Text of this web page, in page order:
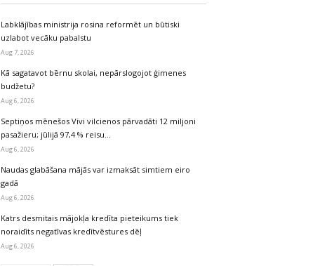
Labklājības ministrija rosina reformēt un būtiski
uzlabot vecāku pabalstu
Aug 7, 2026
Kā sagatavot bērnu skolai, nepārslogojot ģimenes
budžetu?
Aug 6, 2026
Septiņos mēnešos Vivi vilcienos pārvadāti 12 miljoni
pasažieru; jūlijā 97,4 % reisu…
Aug 6, 2026
Naudas glabāšana mājās var izmaksāt simtiem eiro
gadā
Aug 6, 2026
Katrs desmitais mājokļa kredīta pieteikums tiek
noraidīts negatīvas kredītvēstures dēļ
Aug 6, 2026